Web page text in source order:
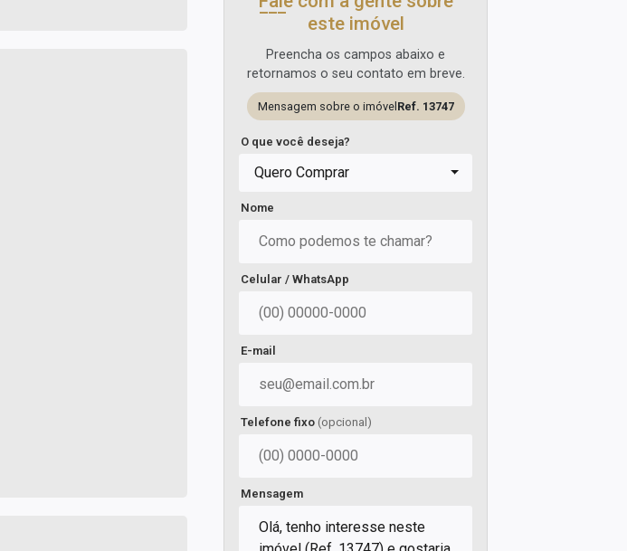
este imóvel
Preencha os campos abaixo e
retornamos o seu contato em breve.
Mensagem sobre o imóvel Ref. 13747
O que você deseja?
Quero Comprar
Nome
Celular / WhatsApp
E-mail
Telefone fixo (opcional)
Mensagem